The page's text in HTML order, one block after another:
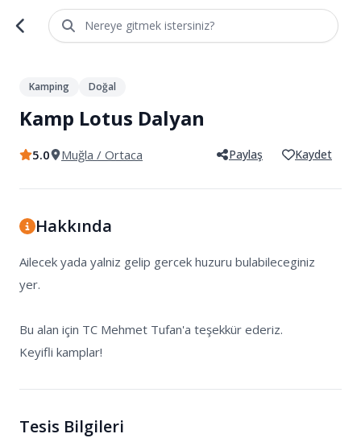
Nereye gitmek istersiniz?
/3
Kamping Doğal
Kamp Lotus Dalyan
5.0 Muğla / Ortaca Paylaş Kaydet
Hakkında
Ailecek yada yalniz gelip gercek huzuru bulabileceginiz
yer.
Bu alan için TC Mehmet Tufan'a teşekkür ederiz.
Keyifli kamplar!
Tesis Bilgileri